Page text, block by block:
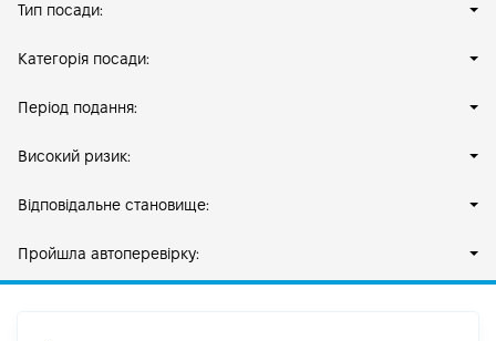
Тип посади:
Категорія посади:
Період подання:
Високий ризик:
Відповідальне становище:
Пройшла автоперевірку: